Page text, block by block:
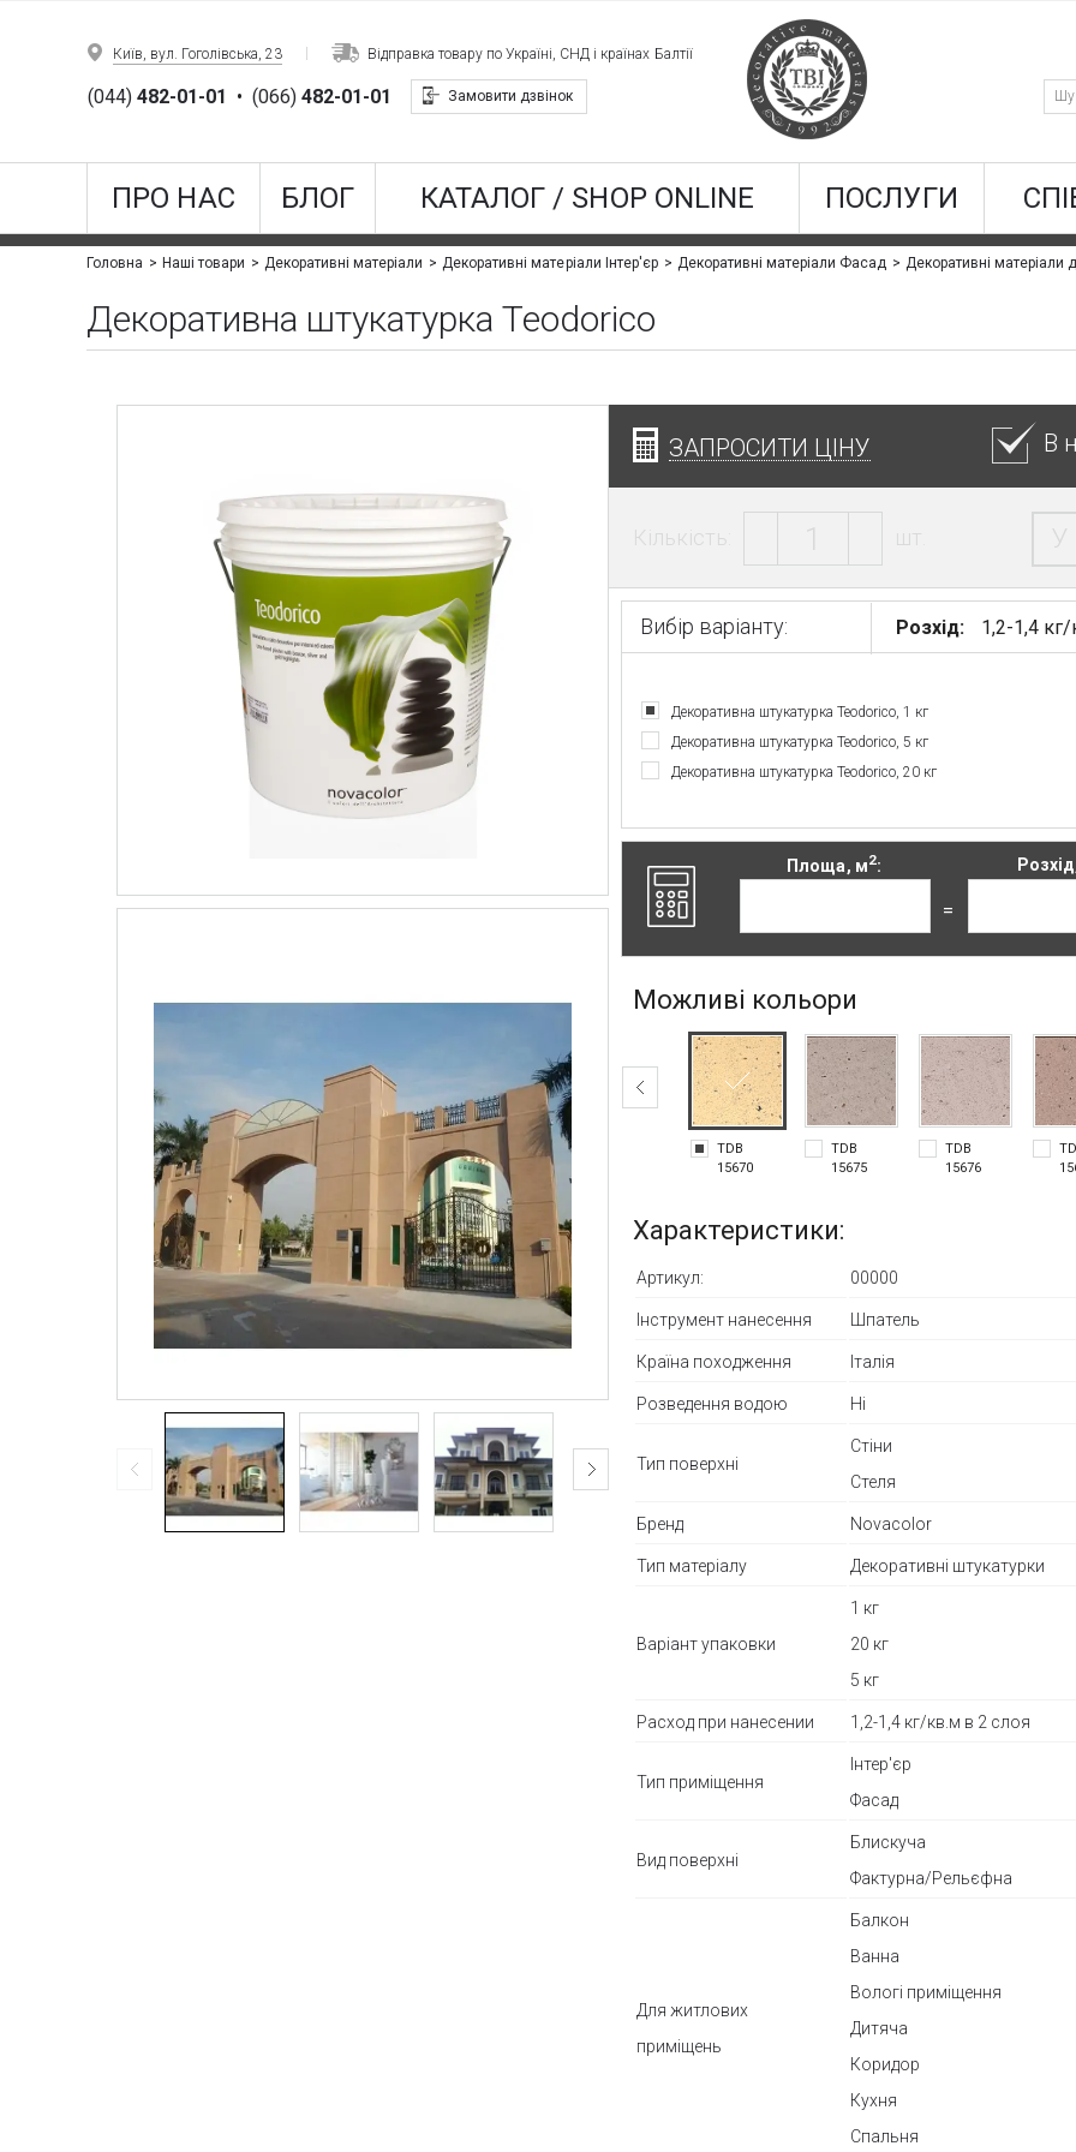
Київ, вул. Гоголівська, 23 Відправка товару по Україні, СНД і країнах Балтії
(044)482-01-01 • (066)482-01-01 Замовити дзвінок
ПРО НАС БЛОГ КАТАЛОГ / SHOP ONLINE ПОСЛУГИ
Головна Наші товари Декоративні матеріали Декоративні матеріали Інтер'єр Декоративні матеріали Фасад Декоративні матеріали
Декоративна штукатурка Teodorico
ЗАПРОСИТИ ЦІНУ В
Кількість: шт. У
Вибір варіанту: Розхід: 1,2-1,4
Декоративна штукатурка Teodorico, 1 кг
Декоративна штукатурка Teodorico, 5 кг
Декоративна штукатурка Teodorico, 20 кг
Площа, м2:
=
Можливі кольори
TDB
15670
TDB
15675
TDB
15676
Характеристики:
Артикул: 00000
Інструмент нанесення Шпатель
Країна походження Італія
Розведення водою Ні
Тип поверхні
Стіни
Стеля
Бренд Novacolor
Тип матеріалу Декоративні штукатурки
Варіант упаковки
1 кг
20 кг
5 кг
Расход при нанесении 1,2-1,4 кг/кв.м в 2 слоя
Тип приміщення
Інтер'єр
Фасад
Вид поверхні
Блискуча
Фактурна/Рельєфна
Для житлових
приміщень
Балкон
Ванна
Вологі приміщення
Дитяча
Коридор
Кухня
Спальня